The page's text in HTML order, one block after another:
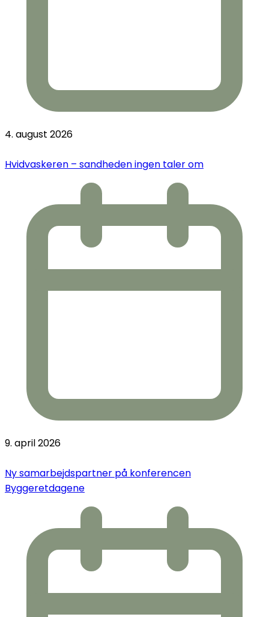
4. august 2026
Hvidvaskeren – sandheden ingen taler om
9. april 2026
Ny samarbejdspartner på konferencen
Byggeretdagene